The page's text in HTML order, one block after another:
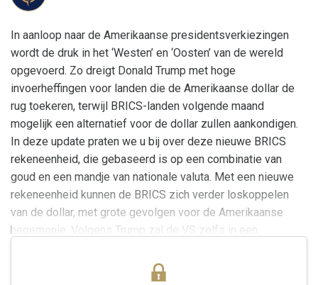
In aanloop naar de Amerikaanse presidentsverkiezingen
wordt de druk in het ‘Westen’ en ‘Oosten’ van de wereld
opgevoerd. Zo dreigt Donald Trump met hoge
invoerheffingen voor landen die de Amerikaanse dollar de
rug toekeren, terwijl BRICS-landen volgende maand
mogelijk een alternatief voor de dollar zullen aankondigen.
In deze update praten we u bij over deze nieuwe BRICS
rekeneenheid, die gebaseerd is op een combinatie van
goud en een mandje van nationale valuta. Met een nieuwe
rekeneenheid kunnen de BRICS zich verder loskoppelen
van de dollar, met grote gevolgen voor de Amerikaanse
hegemonie. Volgens Trump zal de VS zelfs in een